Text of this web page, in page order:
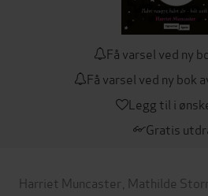
Få varsel ved ny
Få varsel ved ny bok
Legg til i
Gratis
Harriet Muncaster Mathilde